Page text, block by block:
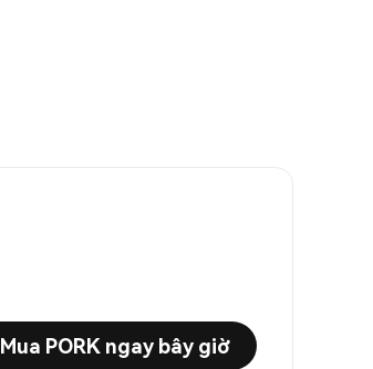
Mua PORK ngay bây giờ